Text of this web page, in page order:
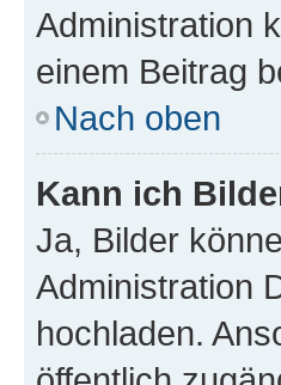
Administration
einem Beitrag
Nach oben
Kann ich
Ja, Bilder
Administration
hochladen.